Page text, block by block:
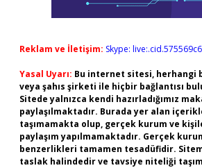
Reklam ve İletişim: Skype:
Yasal Uyarı: Bu internet sitesi, herhangi
veya şahıs şirketi ile hiçbir bağlantısı
Sitede yalnızca kendi hazırladığımız
paylaşılmaktadır. Burada yer alan
taşımamakta olup, gerçek kurum ve
paylaşım yapılmamaktadır. Gerçek
benzerlikleri tamamen tesadüfidir.
taslak halindedir ve tavsiye niteliği